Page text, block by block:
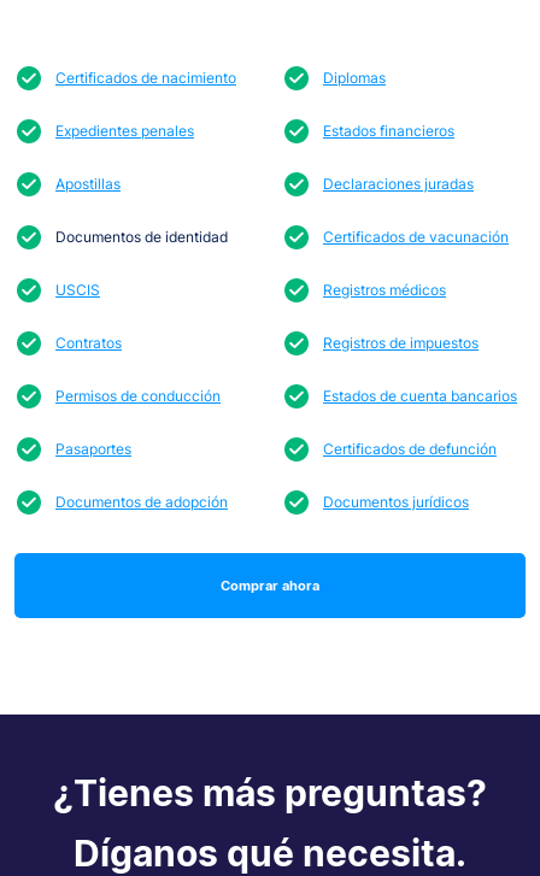
Certificados de nacimiento Diplomas
Expedientes penales Estados financieros
Apostillas Declaraciones juradas
Documentos de identidad Certificados de vacunación
USCIS Registros médicos
Contratos Registros de impuestos
Permisos de conducción Estados de cuenta bancarios
Pasaportes Certificados de defunción
Documentos de adopción Documentos jurídicos
Comprar ahora
¿Tienes más preguntas?
Díganos qué necesita.